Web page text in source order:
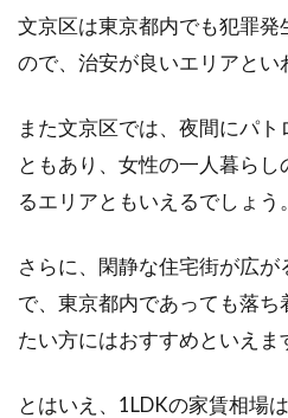
文京区は東京都内でも犯罪
ので、治安が良いエリアとい
また文京区では、夜間にパト
ともあり、女性の一人暮ら
るエリアともいえるでしょう。
さらに、閑静な住宅街が広
で、東京都内であっても落
たい方にはおすすめといえま
とはいえ、1LDKの家賃相場